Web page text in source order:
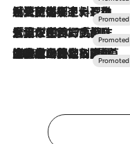
2026.7.24
【夏限定ディナーコース】旬を迎える稚鮎や花ズッキーニなどをイタリア・トスカーナの郷土料理の手法で満喫！
2026.7.17
「土佐和ハーブかき氷」がOMO7高知に登場！生姜、山椒、大葉など目にも舌にも涼を呼ぶ郷土の味
2026.7.10
NEW OPEN！【界 草津】名湯の地に誕生。趣の異なる2種の温泉と上州ならではの会席・蕎麦割烹など美食を味わう究極の癒やし旅